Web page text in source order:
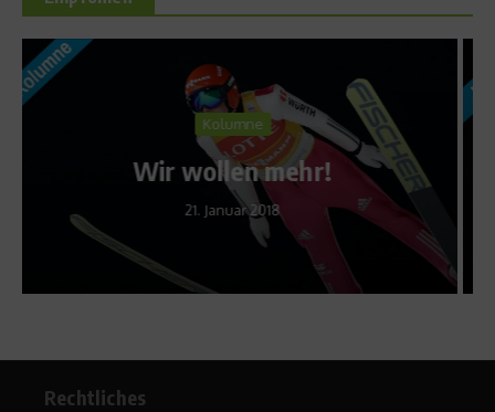
Sports Inside
Alles richtig gemacht. Auch
wenn nun Frankreich
4. August 2024
Rechtliches